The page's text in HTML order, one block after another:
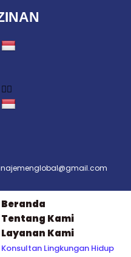
Beranda
Tentang Kami
Layanan Kami
Konsultan Lingkungan Hidup